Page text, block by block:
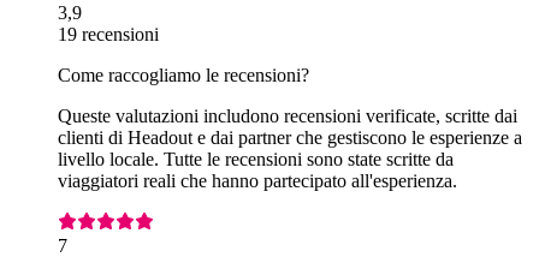
3,9
19 recensioni
Come raccogliamo le recensioni?
Queste valutazioni includono recensioni verificate, scritte dai
clienti di Headout e dai partner che gestiscono le esperienze a
livello locale. Tutte le recensioni sono state scritte da
viaggiatori reali che hanno partecipato all'esperienza.
7